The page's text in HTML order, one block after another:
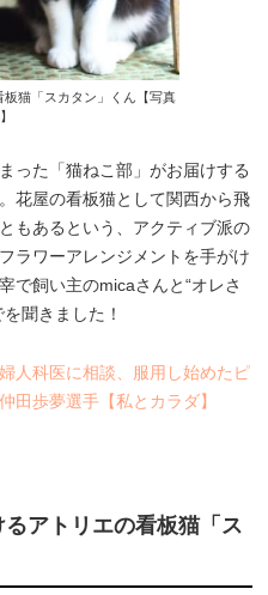
板猫「スカタン」くん【写真
った「猫ねこ部」がお届けする
花屋の看板猫として関西から飛
もあるという、アクティブ派の
ラワーアレンジメントを手がけ
で飼い主のmicaさんと“オレさ
聞きました！
人科医に相談、服用し始めたピ
歩夢選手【私とカラダ】
アトリエの看板猫「ス